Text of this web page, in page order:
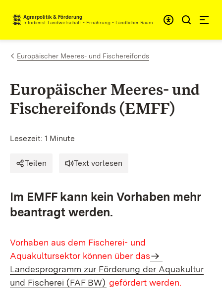
Zum Inhalt springen
Agrarpolitik & Förderung
Infodienst Landwirtschaft - Ernährung - Ländlicher Raum
Europäischer Meeres- und Fischereifonds
Europäischer Meeres- und
Fischereifonds (EMFF)
Lesezeit: 1 Minute
Teilen Text vorlesen
Im EMFF kann kein Vorhaben mehr
beantragt werden.
Vorhaben aus dem Fischerei- und
Aquakultursektor können über das
Landesprogramm zur Förderung der Aquakultur
und Fischerei (FAF BW) gefördert werden.